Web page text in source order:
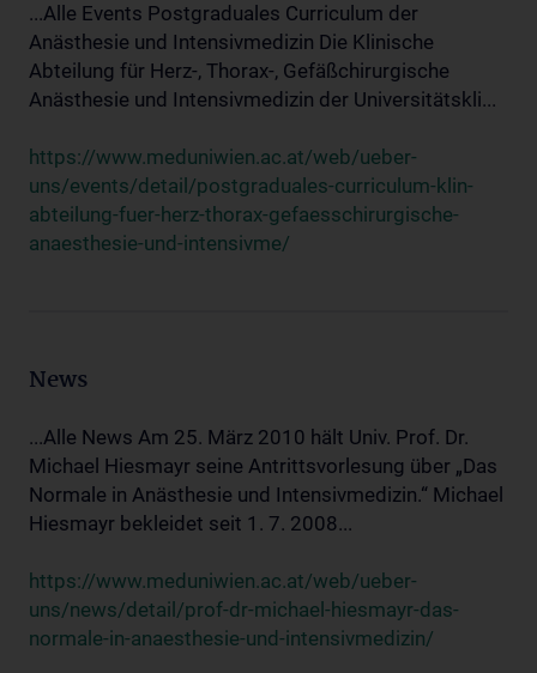
...Alle Events Postgraduales Curriculum der
Anästhesie und Intensivmedizin Die Klinische
Abteilung für Herz-, Thorax-, Gefäßchirurgische
Anästhesie und Intensivmedizin der Universitätskli...
https://www.meduniwien.ac.at/web/ueber-
uns/events/detail/postgraduales-curriculum-klin-
abteilung-fuer-herz-thorax-gefaesschirurgische-
anaesthesie-und-intensivme/
News
...Alle News Am 25. März 2010 hält Univ. Prof. Dr.
Michael Hiesmayr seine Antrittsvorlesung über „Das
Normale in Anästhesie und Intensivmedizin.“ Michael
Hiesmayr bekleidet seit 1. 7. 2008...
https://www.meduniwien.ac.at/web/ueber-
uns/news/detail/prof-dr-michael-hiesmayr-das-
normale-in-anaesthesie-und-intensivmedizin/